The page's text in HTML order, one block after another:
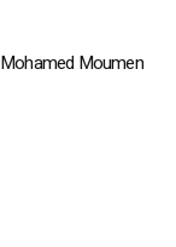
Mohamed Moumen